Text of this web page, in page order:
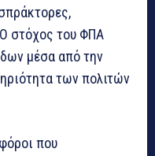
στόχος του ΦΠΑ
μέσα από την
των πολιτών
που